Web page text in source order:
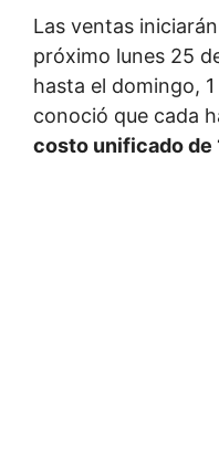
Las ventas
próximo lunes 25
hasta el domingo,
conoció que cada
costo unificado de